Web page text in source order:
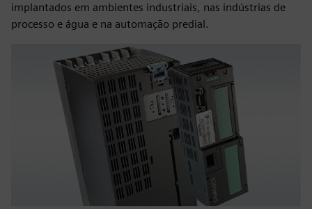
implantados em ambientes industriais, nas indústrias de
processo e água e na automação predial.